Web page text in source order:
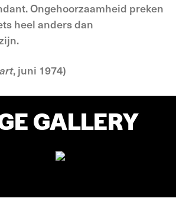
Ongehoorzaamheid preken
heel anders dan
, juni 1974)
GALLERY